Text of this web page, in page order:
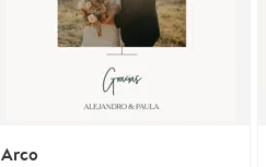
Arco